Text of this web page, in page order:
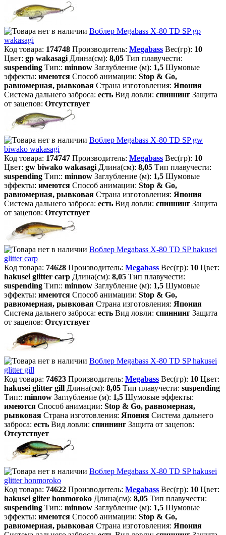
Воблер Megabass X-80 TD SP gp
wakasagi
Код товара: 174748 Производитель: Megabass Вес(гр): 10
Цвет: gp wakasagi Длина(см): 8,05 Тип плавучести:
suspending Тип:: minnow Заглубление (м): 1,5 Шумовые
эффекты: имеются Способ анимации: Stop & Go,
равномерная, рывковая Страна изготовления: Япония
Система дальнего заброса: есть Вид ловли: спиннинг Защита
от зацепов: Отсутствует
Воблер Megabass X-80 TD SP gw
biwako wakasagi
Код товара: 174747 Производитель: Megabass Вес(гр): 10
Цвет: gw biwako wakasagi Длина(см): 8,05 Тип плавучести:
suspending Тип:: minnow Заглубление (м): 1,5 Шумовые
эффекты: имеются Способ анимации: Stop & Go,
равномерная, рывковая Страна изготовления: Япония
Система дальнего заброса: есть Вид ловли: спиннинг Защита
от зацепов: Отсутствует
Воблер Megabass X-80 TD SP hakusei
glitter carp
Код товара: 74628 Производитель: Megabass Вес(гр): 10 Цвет:
hakusei glitter carp Длина(см): 8,05 Тип плавучести:
suspending Тип:: minnow Заглубление (м): 1,5 Шумовые
эффекты: имеются Способ анимации: Stop & Go,
равномерная, рывковая Страна изготовления: Япония
Система дальнего заброса: есть Вид ловли: спиннинг Защита
от зацепов: Отсутствует
Воблер Megabass X-80 TD SP hakusei
glitter gill
Код товара: 74623 Производитель: Megabass Вес(гр): 10 Цвет:
hakusei glitter gill Длина(см): 8,05 Тип плавучести: suspending
Тип:: minnow Заглубление (м): 1,5 Шумовые эффекты:
имеются Способ анимации: Stop & Go, равномерная,
рывковая Страна изготовления: Япония Система дальнего
заброса: есть Вид ловли: спиннинг Защита от зацепов:
Отсутствует
Воблер Megabass X-80 TD SP hakusei
glitter honmoroko
Код товара: 74622 Производитель: Megabass Вес(гр): 10 Цвет:
hakusei gliter honmoroko Длина(см): 8,05 Тип плавучести:
suspending Тип:: minnow Заглубление (м): 1,5 Шумовые
эффекты: имеются Способ анимации: Stop & Go,
равномерная, рывковая Страна изготовления: Япония